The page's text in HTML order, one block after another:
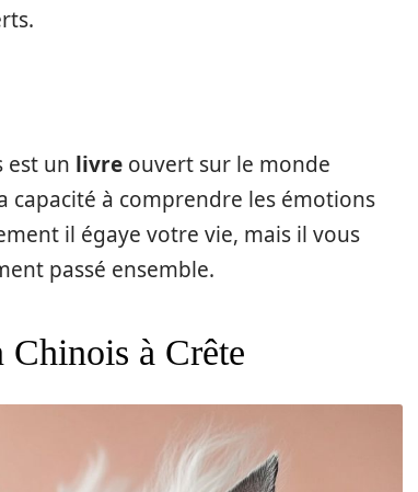
est un livre ouvert sur le monde
capacité à comprendre les émotions
il égaye votre vie, mais il vous
passé ensemble.
Chinois à Crête